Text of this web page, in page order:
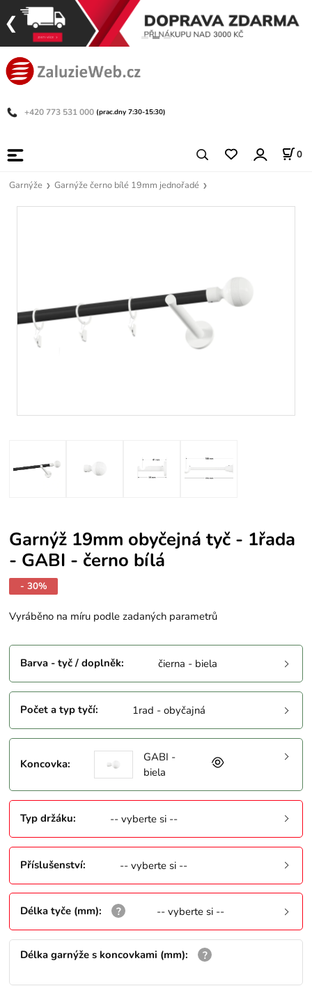
+420 773 531 000 (prac.dny 7:30-15:30)
0
Garnýže Garnýže černo bílé 19mm jednořadé
Garnýž 19mm obyčejná tyč - 1řada
- GABI - černo bílá
- 30%
Vyráběno na míru podle zadaných parametrů
Barva - tyč / doplněk: čierna - biela
Počet a typ tyčí: 1rad - obyčajná
Koncovka:
GABI -
biela
Typ držáku: -- vyberte si --
Příslušenství: -- vyberte si --
Délka tyče (mm): -- vyberte si --
Délka garnýže s koncovkami (mm):